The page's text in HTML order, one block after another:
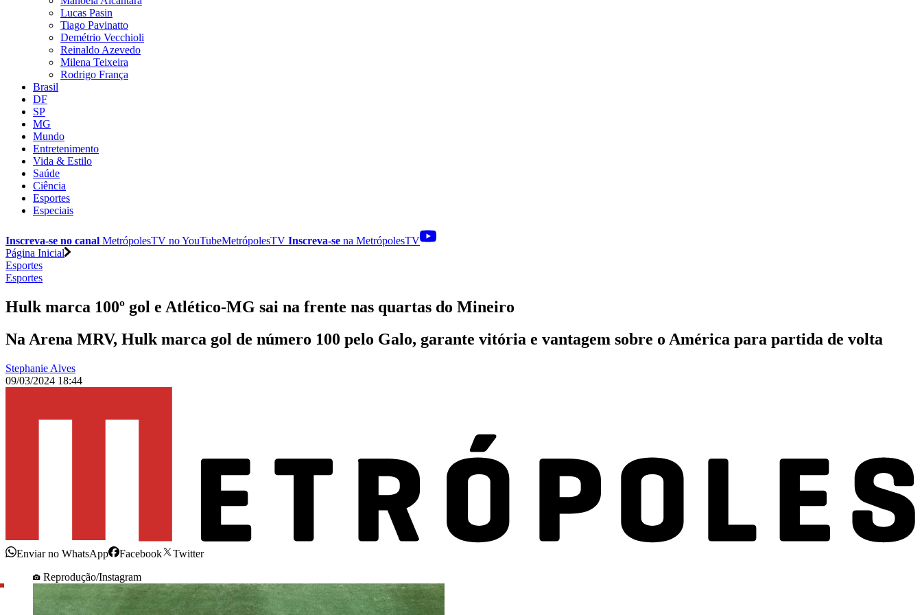
Lucas Pasin
Tiago Pavinatto
Demétrio Vecchioli
Reinaldo Azevedo
Milena Teixeira
Rodrigo França
Brasil
DF
SP
MG
Mundo
Entretenimento
Vida & Estilo
Saúde
Ciência
Esportes
Especiais
Inscreva-se no canal MetrópolesTV noYouTubeMetrópolesTV Inscreva-se na MetrópolesTV
Página Inicial
Esportes
Esportes
Hulk marca 100º gol e Atlético-MG sai na frente nas quartas do Mineiro
Na Arena MRV, Hulk marca gol de número 100 pelo Galo, garante vitória e vantagem sobre o América para partida de volta
Stephanie Alves
09/03/2024 18:44
Enviar no WhatsApp Facebook
Twitter
Reprodução/Instagram